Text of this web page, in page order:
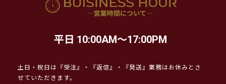
平日 10:00AM～17:00PM
土日・祝日は『受注』・『返信』・『発送』業務はお休みとさ
せていただきます。